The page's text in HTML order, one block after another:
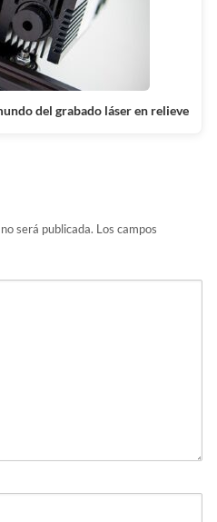
del grabado láser en relieve
será publicada. Los campos